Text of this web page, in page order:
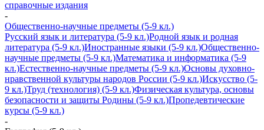
справочные издания
-
Общественно-научные предметы (5-9 кл.)
Русский язык и литература (5-9 кл.)Родной язык и родная
литература (5-9 кл.)Иностранные языки (5-9 кл.)Общественно-
научные предметы (5-9 кл.)Математика и информатика (5-9
кл.)Естественно-научные предметы (5-9 кл.)Основы духовно-
нравственной культуры народов России (5-9 кл.)Искусство (5-
9 кл.)Труд (технология) (5-9 кл.)Физическая культура, основы
безопасности и защиты Родины (5-9 кл.)Пропедевтические
курсы (5-9 кл.)
-